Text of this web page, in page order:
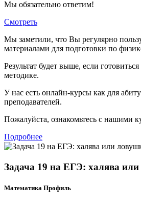
Мы обязательно ответим!
Смотреть
Мы заметили, что Вы регулярно
материалами для подготовки по
Результат будет выше, если
методике.
У нас есть онлайн-курсы как для
преподавателей.
Пожалуйста, ознакомьтесь с нашими
Подробнее
Задача 19 на ЕГЭ: халява
Математика Профиль